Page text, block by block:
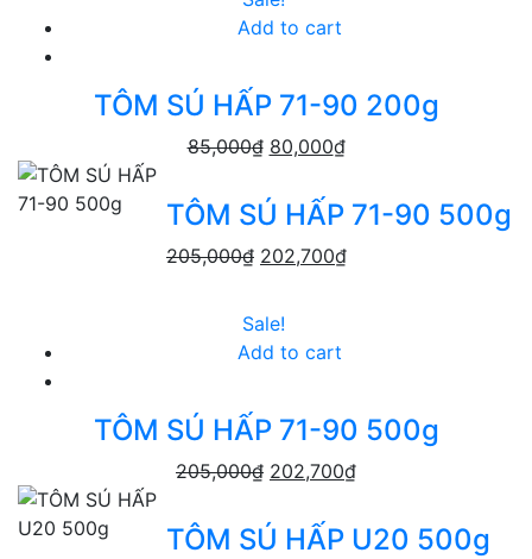
Add to cart
TÔM SÚ HẤP 71-90 200g
85,000₫ 80,000₫
TÔM SÚ HẤP 71-90 500g
205,000₫ 202,700₫
Sale!
Add to cart
TÔM SÚ HẤP 71-90 500g
205,000₫ 202,700₫
TÔM SÚ HẤP U20 500g